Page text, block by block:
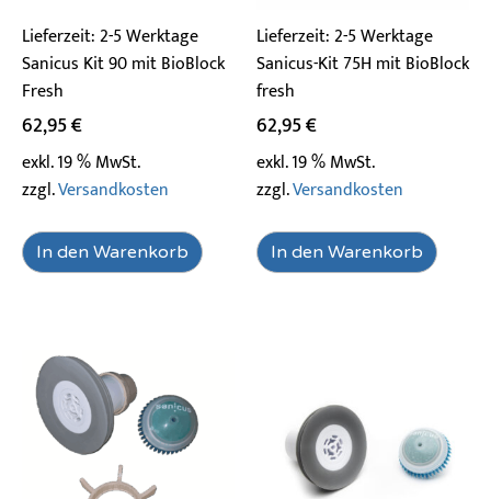
Lieferzeit:2-5 Werktage
Sanicus Kit 90 mit BioBlock
Fresh
62,95€
exkl. 19 % MwSt.
zzgl.Versandkosten
In den Warenkorb
Lieferzeit:2-5 Werktage
Sanicus-Kit 75H mit BioBlock
fresh
62,95€
exkl. 19 % MwSt.
zzgl.Versandkosten
In den Warenkorb